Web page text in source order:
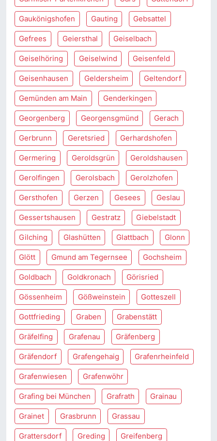
Gaukönigshofen Gauting Gebsattel
Gefrees Geiersthal Geiselbach
Geiselhöring Geiselwind Geisenfeld
Geisenhausen Geldersheim Geltendorf
Gemünden am Main Genderkingen
Georgenberg Georgensgmünd Gerach
Gerbrunn Geretsried Gerhardshofen
Germering Geroldsgrün Geroldshausen
Gerolfingen Gerolsbach Gerolzhofen
Gersthofen Gerzen Gesees Geslau
Gessertshausen Gestratz Giebelstadt
Gilching Glashütten Glattbach Glonn
Glött Gmund am Tegernsee Gochsheim
Goldbach Goldkronach Görisried
Gössenheim Gößweinstein Gotteszell
Gottfrieding Graben Grabenstätt
Gräfelfing Grafenau Gräfenberg
Gräfendorf Grafengehaig Grafenrheinfeld
Grafenwiesen Grafenwöhr
Grafing bei München Grafrath Grainau
Grainet Grasbrunn Grassau
Grattersdorf Greding Greifenberg